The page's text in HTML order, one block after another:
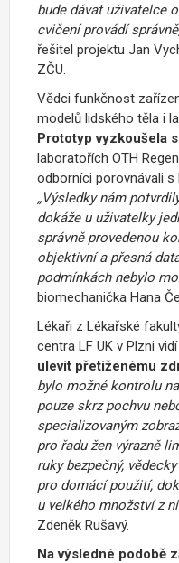
bude dávat uživatelce
cvičení provádí
řešitel projektu Jan
ZČU.
Vědci funkčnost
modelů lidského těla i
Prototyp vyzkoušela
laboratořích OTH
odborníci porovnávali s
„Výsledky nám
dokáže u uživatelky
správně provedenou
objektivní a přesná
podmínkách nebylo
biomechanička Hana
Lékaři z Lékařské
centra LF UK v Plzni
ulevit přetíženému
bylo možné kontrolu
pouze skrz pochvu
specializovaným
pro řadu žen výrazně
ruky bezpečný,
pro domácí použití,
u velkého množství z
Zdeněk Rušavý.
Na výsledné podobě